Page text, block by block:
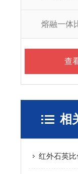
熔融一体
查
相